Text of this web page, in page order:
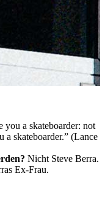
you a skateboarder: not
a skateboarder.” (Lance
Nicht Steve Berra.
Ex-Frau.